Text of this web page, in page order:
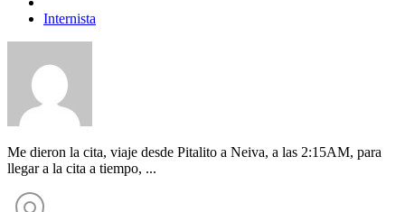
Internista
Me dieron la cita, viaje desde Pitalito a Neiva, a las 2:15AM, para
llegar a la cita a tiempo, ...